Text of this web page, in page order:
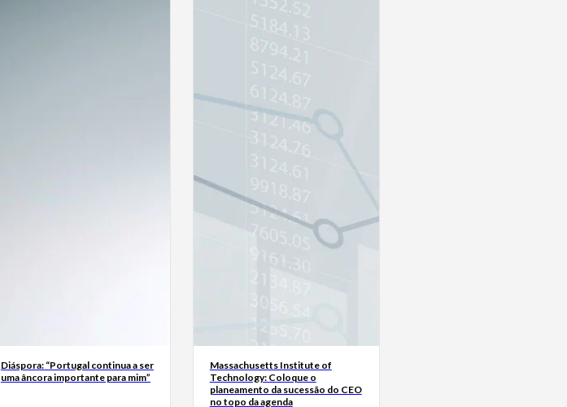
Diáspora: “Portugal continua a ser
uma âncora importante para mim”
Massachusetts Institute of
Technology: Coloque o
planeamento da sucessão do CEO
no topo da agenda